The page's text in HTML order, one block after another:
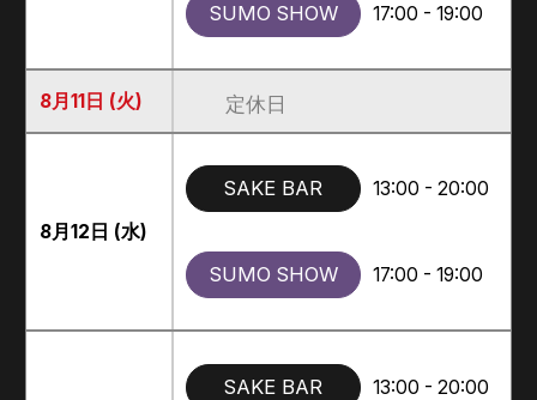
SUMO SHOW 17:00 - 19:00
8月11日 (火) 定休日
8月12日 (水)
SAKE BAR 13:00 - 20:00
SUMO SHOW 17:00 - 19:00
SAKE BAR 13:00 - 20:00